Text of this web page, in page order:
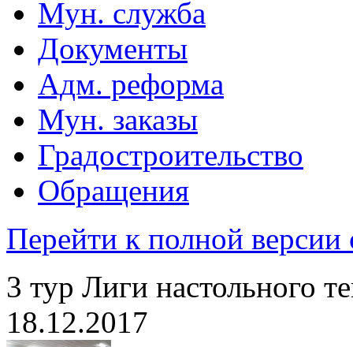
Мун. служба
Документы
Адм. реформа
Мун. заказы
Градостроительство
Обращения
Перейти к полной версии
3 тур Лиги настольного
18.12.2017